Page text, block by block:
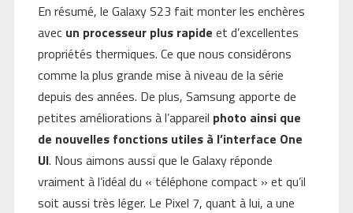
En résumé, le Galaxy S23 fait monter les enchères
avec un processeur plus rapide et d’excellentes
propriétés thermiques. Ce que nous considérons
comme la plus grande mise à niveau de la série
depuis des années. De plus, Samsung apporte de
petites améliorations à l’appareil photo ainsi que
de nouvelles fonctions utiles à l’interface One
UI. Nous aimons aussi que le Galaxy réponde
vraiment à l’idéal du « téléphone compact » et qu’il
soit aussi très léger. Le Pixel 7, quant à lui, a une